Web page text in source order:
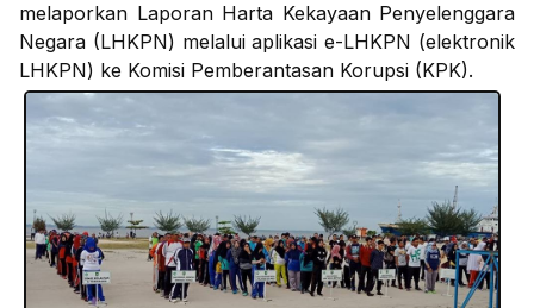
melaporkan Laporan Harta Kekayaan Penyelenggara
Negara (LHKPN) melalui aplikasi e-LHKPN (elektronik
LHKPN) ke Komisi Pemberantasan Korupsi (KPK).